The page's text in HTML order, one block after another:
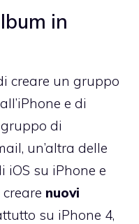
in
creare un gruppo
e di
di
un’altra delle
iOS su iPhone e
nuovi
su iPhone 4,